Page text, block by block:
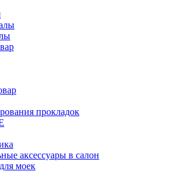
прокладок
аксессуары в салон
моек